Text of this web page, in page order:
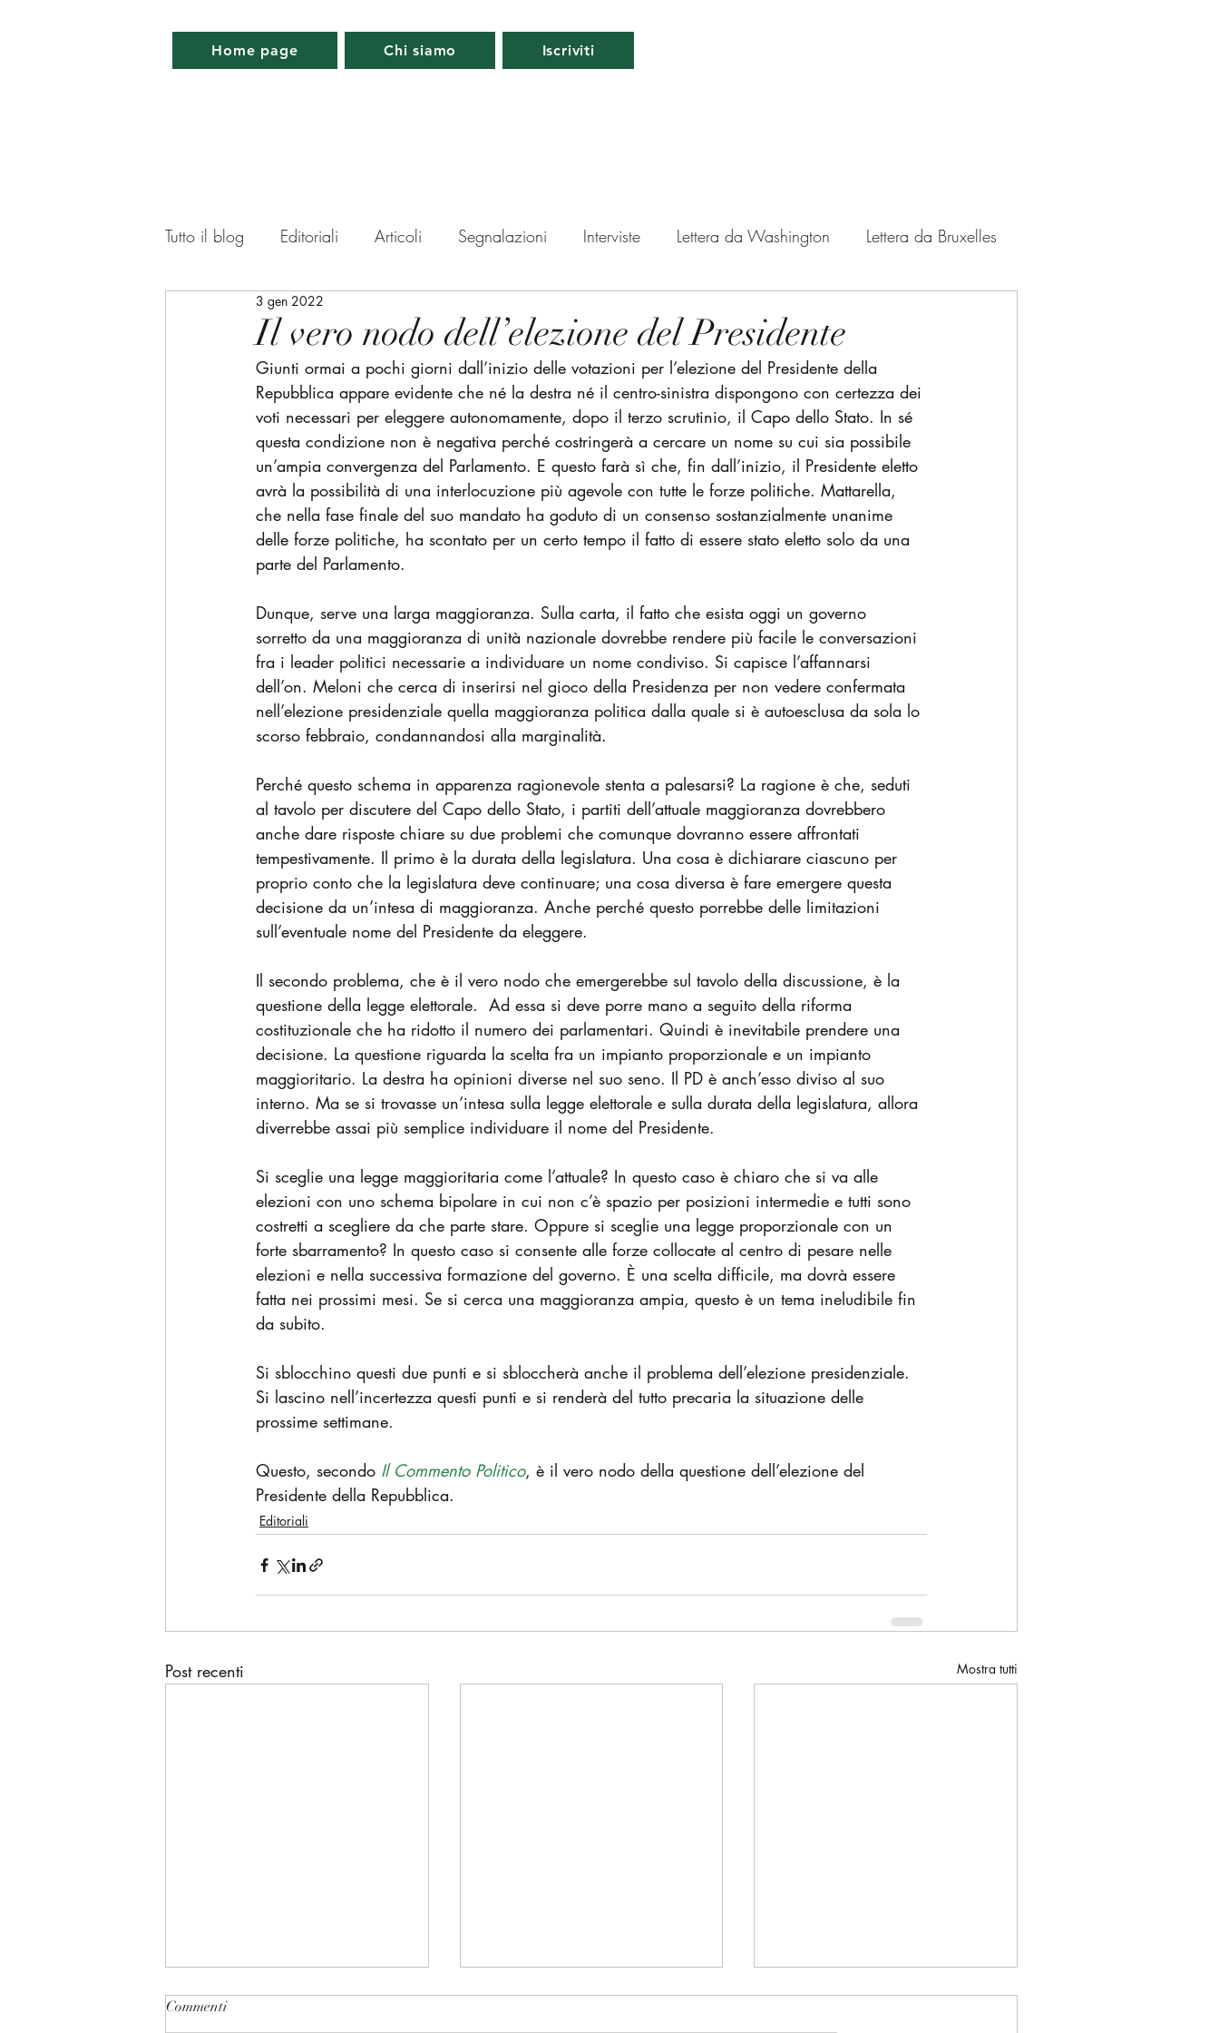
Home page Chi siamo Iscriviti
Tutto il blog Editoriali Articoli Segnalazioni Interviste Lettera da Washington Lettera da Bruxelles
Lettera da Parigi
Memorabilia Appuntamenti
Il vero nodo dell’elezione del Presidente
3 gen 2022
Giunti ormai a pochi giorni dall’inizio delle votazioni per l’elezione del Presidente della
Repubblica appare evidente che né la destra né il centro-sinistra dispongono con certezza dei
voti necessari per eleggere autonomamente, dopo il terzo scrutinio, il Capo dello Stato. In sé
questa condizione non è negativa perché costringerà a cercare un nome su cui sia possibile
un’ampia convergenza del Parlamento. E questo farà sì che, fin dall’inizio, il Presidente eletto
avrà la possibilità di una interlocuzione più agevole con tutte le forze politiche. Mattarella,
che nella fase finale del suo mandato ha goduto di un consenso sostanzialmente unanime
delle forze politiche, ha scontato per un certo tempo il fatto di essere stato eletto solo da una
parte del Parlamento.
Dunque, serve una larga maggioranza. Sulla carta, il fatto che esista oggi un governo
sorretto da una maggioranza di unità nazionale dovrebbe rendere più facile le conversazioni
fra i leader politici necessarie a individuare un nome condiviso. Si capisce l’affannarsi
dell’on. Meloni che cerca di inserirsi nel gioco della Presidenza per non vedere confermata
nell’elezione presidenziale quella maggioranza politica dalla quale si è autoesclusa da sola lo
scorso febbraio, condannandosi alla marginalità.
Perché questo schema in apparenza ragionevole stenta a palesarsi? La ragione è che, seduti
al tavolo per discutere del Capo dello Stato, i partiti dell’attuale maggioranza dovrebbero
anche dare risposte chiare su due problemi che comunque dovranno essere affrontati
tempestivamente. Il primo è la durata della legislatura. Una cosa è dichiarare ciascuno per
proprio conto che la legislatura deve continuare; una cosa diversa è fare emergere questa
decisione da un’intesa di maggioranza. Anche perché questo porrebbe delle limitazioni
sull’eventuale nome del Presidente da eleggere.
Il secondo problema, che è il vero nodo che emergerebbe sul tavolo della discussione, è la
questione della legge elettorale.  Ad essa si deve porre mano a seguito della riforma
costituzionale che ha ridotto il numero dei parlamentari. Quindi è inevitabile prendere una
decisione. La questione riguarda la scelta fra un impianto proporzionale e un impianto
maggioritario. La destra ha opinioni diverse nel suo seno. Il PD è anch’esso diviso al suo
interno. Ma se si trovasse un’intesa sulla legge elettorale e sulla durata della legislatura, allora
diverrebbe assai più semplice individuare il nome del Presidente.
Si sceglie una legge maggioritaria come l’attuale? In questo caso è chiaro che si va alle
elezioni con uno schema bipolare in cui non c’è spazio per posizioni intermedie e tutti sono
costretti a scegliere da che parte stare. Oppure si sceglie una legge proporzionale con un
forte sbarramento? In questo caso si consente alle forze collocate al centro di pesare nelle
elezioni e nella successiva formazione del governo. È una scelta difficile, ma dovrà essere
fatta nei prossimi mesi. Se si cerca una maggioranza ampia, questo è un tema ineludibile fin
da subito.
Si sblocchino questi due punti e si sbloccherà anche il problema dell’elezione presidenziale.
Si lascino nell’incertezza questi punti e si renderà del tutto precaria la situazione delle
prossime settimane.
Questo, secondo Il Commento Politico, è il vero nodo della questione dell’elezione del
Presidente della Repubblica.
Editoriali
Post recenti Mostra tutti
Commenti